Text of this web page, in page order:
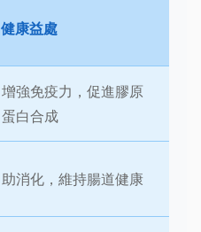
健康益處
增強免疫力，促進膠原
蛋白合成
助消化，維持腸道健康